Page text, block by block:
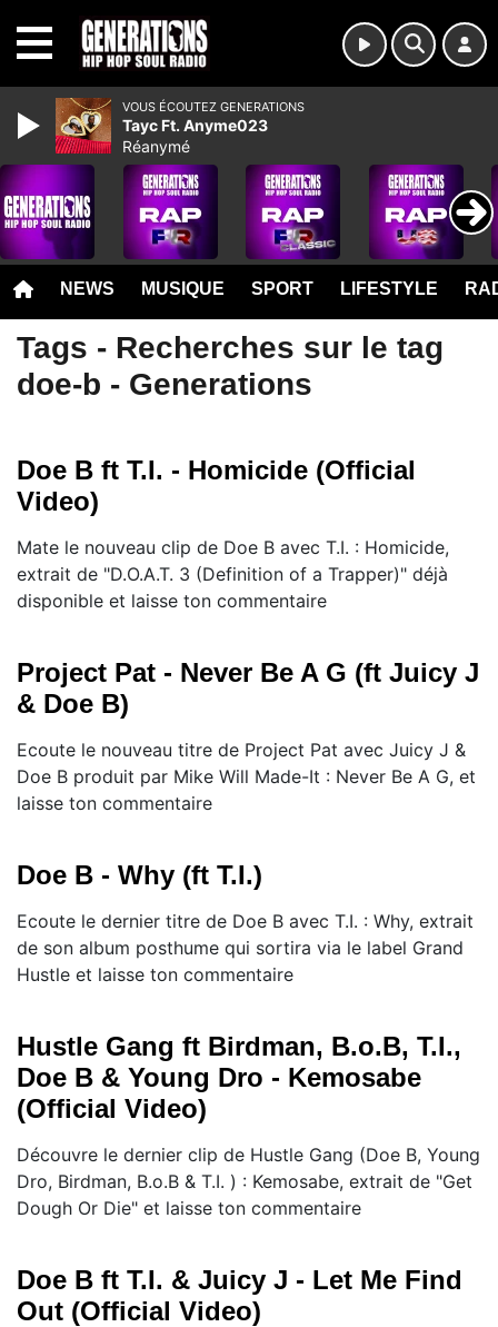
NEWS MUSIQUE SPORT LIFESTYLE
Tags - Recherches sur le tag
doe-b - Generations
Doe B ft T.I. - Homicide (Official
Video)
Mate le nouveau clip de Doe B avec T.I. : Homicide,
extrait de "D.O.A.T. 3 (Definition of a Trapper)" déjà
disponible et laisse ton commentaire
Project Pat - Never Be A G (ft Juicy J
& Doe B)
Ecoute le nouveau titre de Project Pat avec Juicy J &
Doe B produit par Mike Will Made-It : Never Be A G, et
laisse ton commentaire
Doe B - Why (ft T.I.)
Ecoute le dernier titre de Doe B avec T.I. : Why, extrait
de son album posthume qui sortira via le label Grand
Hustle et laisse ton commentaire
Hustle Gang ft Birdman, B.o.B, T.I.,
Doe B & Young Dro - Kemosabe
(Official Video)
Découvre le dernier clip de Hustle Gang (Doe B, Young
Dro, Birdman, B.o.B & T.I. ) : Kemosabe, extrait de "Get
Dough Or Die" et laisse ton commentaire
Doe B ft T.I. & Juicy J - Let Me Find
Out (Official Video)
VOUS ÉCOUTEZ GENERATIONS
Tayc Ft. Anyme023
Réanymé